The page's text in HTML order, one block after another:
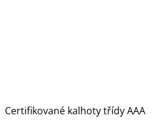
Certifikované kalhoty třídy AAA